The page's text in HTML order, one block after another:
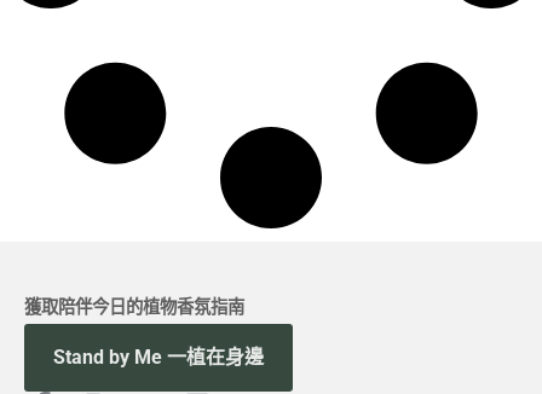
獲取陪伴今日的植物香氛指南
Stand by Me 一植在身邊